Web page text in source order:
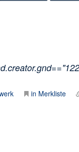
in Merkliste